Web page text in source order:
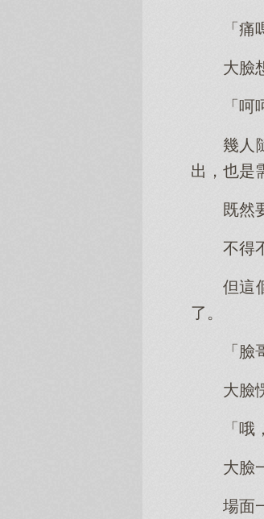
「
大臉
「
幾人
出，也是
既然
不得
但這
了。
「
大臉
「
大臉
場面